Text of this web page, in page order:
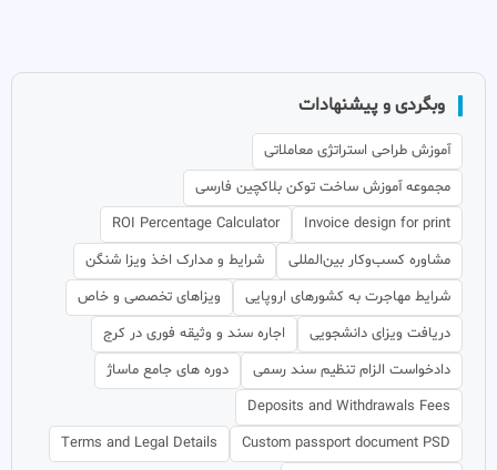
وبگردی و پیشنهادات
آموزش طراحی استراتژی معاملاتی
مجموعه آموزش ساخت توکن بلاکچین فارسی
Invoice design for print
ROI Percentage Calculator
مشاوره کسب‌وکار بین‌المللی
شرایط و مدارک اخذ ویزا شنگن
شرایط مهاجرت به کشورهای اروپایی
ویزاهای تخصصی و خاص
دریافت ویزای دانشجویی
اجاره سند و وثیقه فوری در کرج
دادخواست الزام تنظیم سند رسمی
دوره های جامع ماساژ
Deposits and Withdrawals Fees
Custom passport document PSD
Terms and Legal Details